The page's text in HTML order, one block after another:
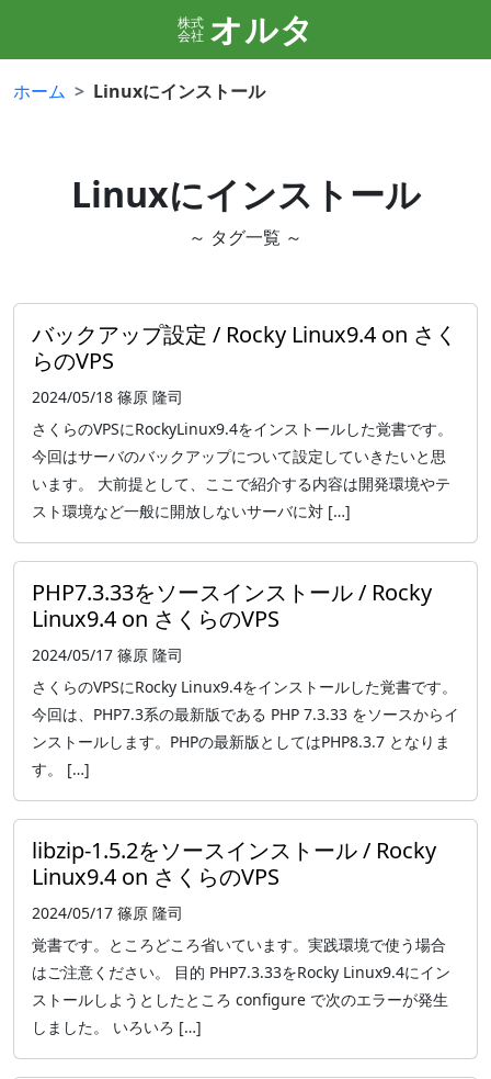
株式
会社 オルタ
ホーム Linuxにインストール
Linuxにインストール
～ タグ一覧 ～
バックアップ設定 / Rocky Linux9.4 on さく
らのVPS
2024/05/18 篠原 隆司
さくらのVPSにRockyLinux9.4をインストールした覚書です。
今回はサーバのバックアップについて設定していきたいと思
います。 大前提として、ここで紹介する内容は開発環境やテ
スト環境など一般に開放しないサーバに対 […]
PHP7.3.33をソースインストール / Rocky
Linux9.4 on さくらのVPS
2024/05/17 篠原 隆司
さくらのVPSにRocky Linux9.4をインストールした覚書です。
今回は、PHP7.3系の最新版である PHP 7.3.33 をソースからイ
ンストールします。PHPの最新版としてはPHP8.3.7 となりま
す。 […]
libzip-1.5.2をソースインストール / Rocky
Linux9.4 on さくらのVPS
2024/05/17 篠原 隆司
覚書です。ところどころ省いています。実践環境で使う場合
はご注意ください。 目的 PHP7.3.33をRocky Linux9.4にイン
ストールしようとしたところ configure で次のエラーが発生
しました。 いろいろ […]